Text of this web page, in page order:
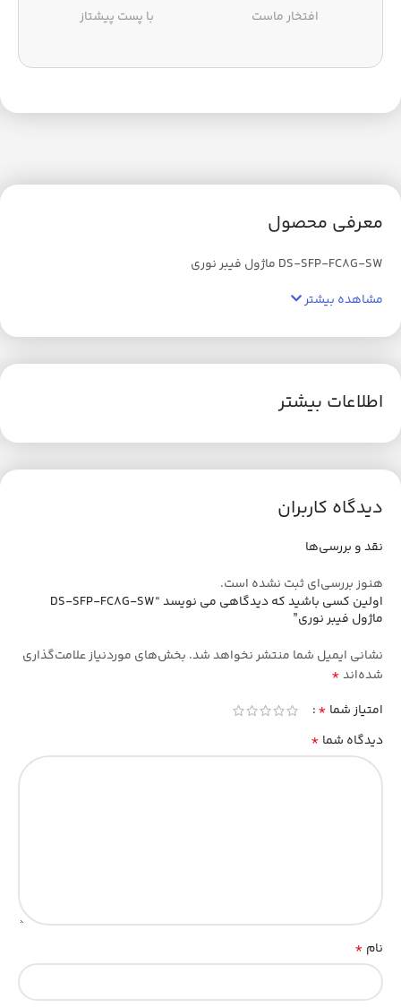
افتخار ماست با پست پیشتاز
معرفی محصول
DS-SFP-FC8G-SW ماژول فیبر نوری
مشاهده بیشتر
اطلاعات بیشتر
دیدگاه کاربران
نقد و بررسی‌ها
هنوز بررسی‌ای ثبت نشده است.
اولین کسی باشید که دیدگاهی می نویسد “DS-SFP-FC8G-SW
ماژول فیبر نوری”
نشانی ایمیل شما منتشر نخواهد شد. بخش‌های موردنیاز علامت‌گذاری
شده‌اند*
امتیاز شما *
دیدگاه شما *
نام *